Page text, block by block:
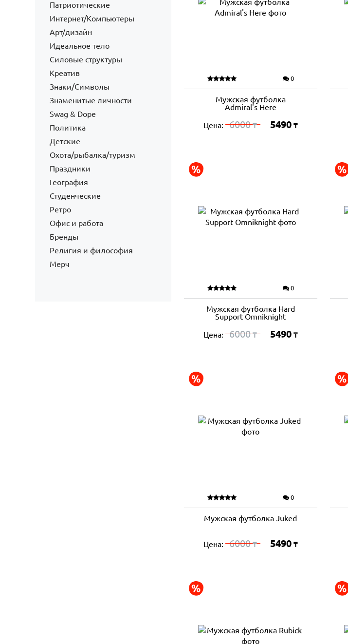
Патриотические
Интернет/Компьютеры
Арт/дизайн
Идеальное тело
Силовые структуры
Креатив
Знаки/Символы
Знаменитые личности
Swag & Dope
Политика
Детские
Охота/рыбалка/туризм
Праздники
География
Студенческие
Ретро
Офис и работа
Бренды
Религия и философия
Мерч
0
Мужская футболка
Admiral's Here
Цена: 6000₸ 5490 ₸
0
Мужская футболка Hard
Support Omniknight
Цена: 6000₸ 5490 ₸
0
Мужская футболка Juked
Цена: 6000₸ 5490 ₸